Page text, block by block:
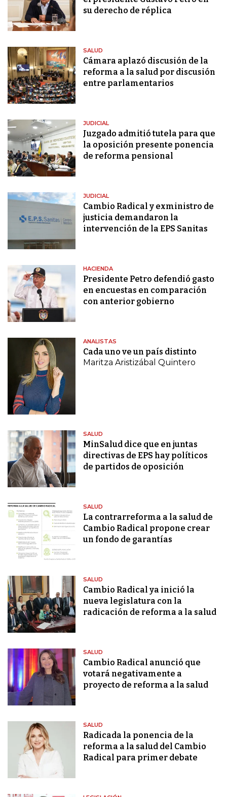
su derecho de réplica
SALUD
Cámara aplazó discusión de la
reforma a la salud por discusión
entre parlamentarios
JUDICIAL
Juzgado admitió tutela para que
la oposición presente ponencia
de reforma pensional
JUDICIAL
Cambio Radical y exministro de
justicia demandaron la
intervención de la EPS Sanitas
HACIENDA
Presidente Petro defendió gasto
en encuestas en comparación
con anterior gobierno
ANALISTAS
Cada uno ve un país distinto
Maritza Aristizábal Quintero
SALUD
MinSalud dice que en juntas
directivas de EPS hay políticos
de partidos de oposición
SALUD
La contrarreforma a la salud de
Cambio Radical propone crear
un fondo de garantías
SALUD
Cambio Radical ya inició la
nueva legislatura con la
radicación de reforma a la salud
SALUD
Cambio Radical anunció que
votará negativamente a
proyecto de reforma a la salud
SALUD
Radicada la ponencia de la
reforma a la salud del Cambio
Radical para primer debate